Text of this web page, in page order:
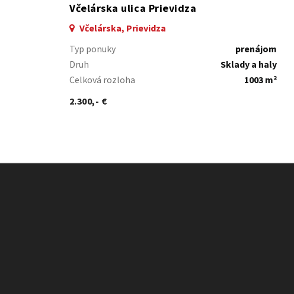
Včelárska ulica Prievidza
Včelárska, Prievidza
Typ ponuky
prenájom
Druh
Sklady a haly
Celková rozloha
1003 m²
2.300,- €